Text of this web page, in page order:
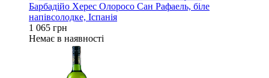
Барбадійо Херес Олоросо Сан Рафаель, біле
напівсолодке, Іспанія
1 065 грн
Немає в наявності